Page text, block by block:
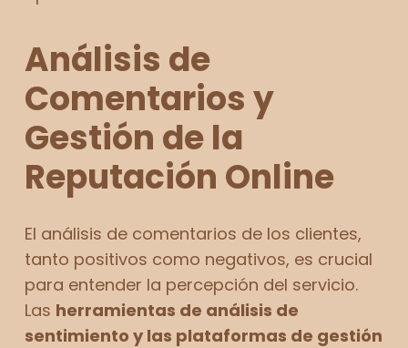
Análisis de
Comentarios y
Gestión de la
Reputación Online
El análisis de comentarios de los clientes,
tanto positivos como negativos, es crucial
para entender la percepción del servicio.
Las herramientas de análisis de
sentimiento y las plataformas de gestión